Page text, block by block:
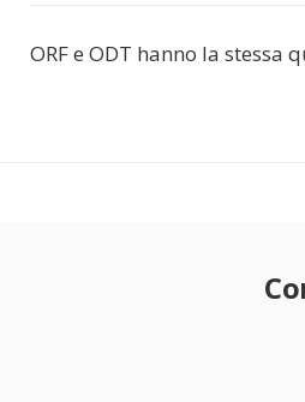
ORF e ODT hanno la stessa